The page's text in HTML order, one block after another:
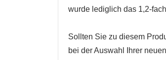
wurde lediglich das 1,2-
Sollten Sie zu diesem
bei der Auswahl Ihrer